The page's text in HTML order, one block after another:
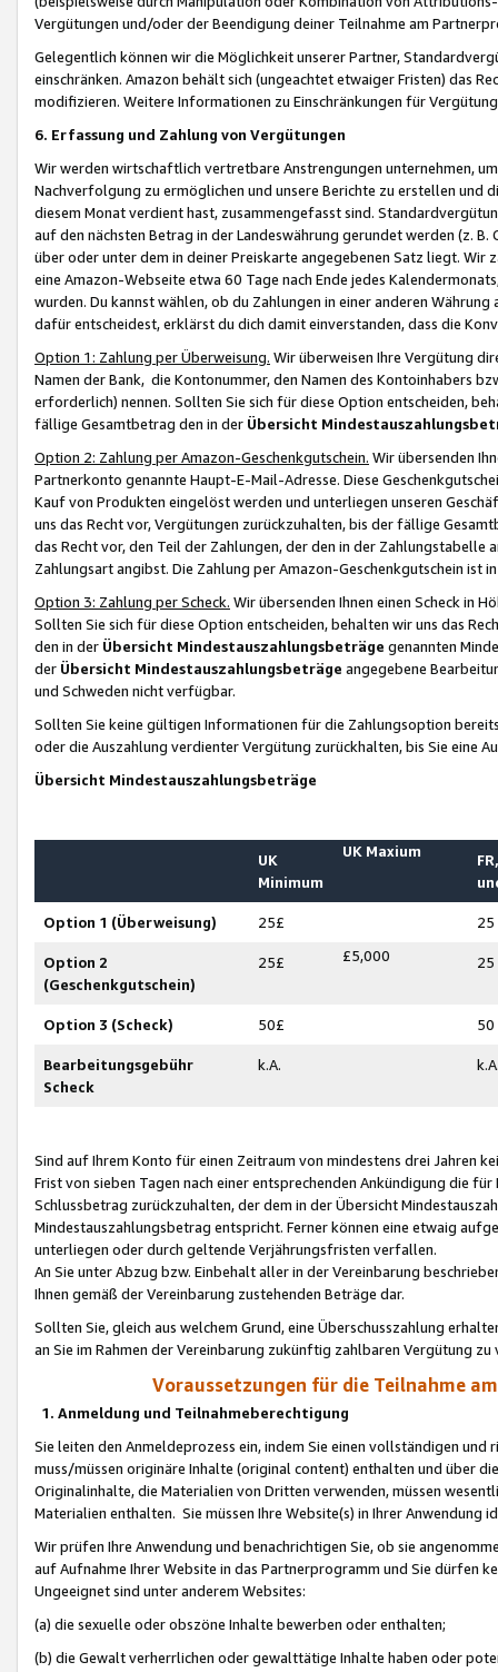
Vergütungen und/oder der Beendigung deiner Teilnahme am
Gelegentlich können wir die Möglichkeit unserer Partner,
einschränken. Amazon behält sich (ungeachtet etwaiger Fristen) das
modifizieren. Weitere Informationen zu Einschränkungen für
6. Erfassung und Zahlung von Vergütungen
Wir werden wirtschaftlich vertretbare Anstrengungen unternehmen,
Nachverfolgung zu ermöglichen und unsere Berichte zu erstellen und
diesem Monat verdient hast, zusammengefasst sind.
auf den nächsten Betrag in der Landeswährung gerundet werden (z.
über oder unter dem in deiner Preiskarte angegebenen Satz liegt.
eine Amazon-Webseite etwa 60 Tage nach Ende jedes
wurden. Du kannst wählen, ob du Zahlungen in einer anderen
dafür entscheidest, erklärst du dich damit einverstanden, dass die
Option 1: Zahlung per Überweisung. Wir überweisen Ihre Vergütung
Namen der Bank, die Kontonummer, den Namen des Kontoinhabers
erforderlich) nennen. Sollten Sie sich für diese Option entscheiden,
fällige Gesamtbetrag den in der Übersicht
Option 2: Zahlung per Amazon-Geschenkgutschein. Wir übersenden
Partnerkonto genannte Haupt-E-Mail-Adresse. Diese
Kauf von Produkten eingelöst werden und unterliegen unseren
uns das Recht vor, Vergütungen zurückzuhalten, bis der fällige
das Recht vor, den Teil der Zahlungen, der den in der
Zahlungsart angibst. Die Zahlung per Amazon-Geschenkgutschein ist
Option 3: Zahlung per Scheck. Wir übersenden Ihnen einen Scheck in
Sollten Sie sich für diese Option entscheiden, behalten wir uns das
den in der Übersicht Mindestauszahlungsbeträge genannten
der Übersicht Mindestauszahlungsbeträge angegebene
und Schweden nicht verfügbar.
Sollten Sie keine gültigen Informationen für die Zahlungsoption
oder die Auszahlung verdienter Vergütung zurückhalten, bis Sie
Übersicht Mindestauszahlungsbeträge
UK
Minimum
UK Maxium
Option 1 (Überweisung) 25£ 25
Option 2
(Geschenkgutschein)
25£ £5,000 25
Option 3 (Scheck) 50£ 50
Bearbeitungsgebühr
Scheck
k.A.
Sind auf Ihrem Konto für einen Zeitraum von mindestens drei Jahren
Frist von sieben Tagen nach einer entsprechenden Ankündigung die
Schlussbetrag zurückzuhalten, der dem in der Übersicht
Mindestauszahlungsbetrag entspricht. Ferner können eine etwaig
unterliegen oder durch geltende Verjährungsfristen verfallen.
An Sie unter Abzug bzw. Einbehalt aller in der Vereinbarung
Ihnen gemäß der Vereinbarung zustehenden Beträge dar.
Sollten Sie, gleich aus welchem Grund, eine Überschusszahlung
an Sie im Rahmen der Vereinbarung zukünftig zahlbaren Vergütung zu
Voraussetzungen für die Teilnahme
1. Anmeldung und Teilnahmeberechtigung
Sie leiten den Anmeldeprozess ein, indem Sie einen vollständigen
muss/müssen originäre Inhalte (original content) enthalten und über
Originalinhalte, die Materialien von Dritten verwenden, müssen
Materialien enthalten. Sie müssen Ihre Website(s) in Ihrer Anwendung
Wir prüfen Ihre Anwendung und benachrichtigen Sie, ob sie
auf Aufnahme Ihrer Website in das Partnerprogramm und Sie dürfen
Ungeeignet sind unter anderem Websites:
(a) die sexuelle oder obszöne Inhalte bewerben oder enthalten;
(b) die Gewalt verherrlichen oder gewalttätige Inhalte haben oder